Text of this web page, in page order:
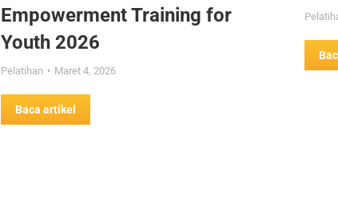
Empowerment Training for
Youth 2026
Pelatihan Maret 4, 2026
Baca artikel